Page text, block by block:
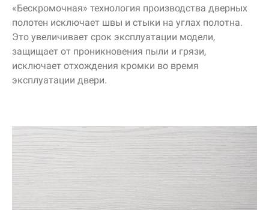
«Бескромочная» технология производства дверных
полотен исключает швы и стыки на углах полотна.
Это увеличивает срок эксплуатации модели,
защищает от проникновения пыли и грязи,
исключает отхождения кромки во время
эксплуатации двери.